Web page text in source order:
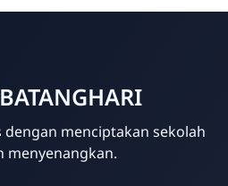
dengan menciptakan sekolah
menyenangkan.